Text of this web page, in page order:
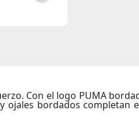
Con el logo PUMA
ojales bordados completan